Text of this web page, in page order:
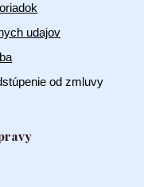
udajov
od zmluvy